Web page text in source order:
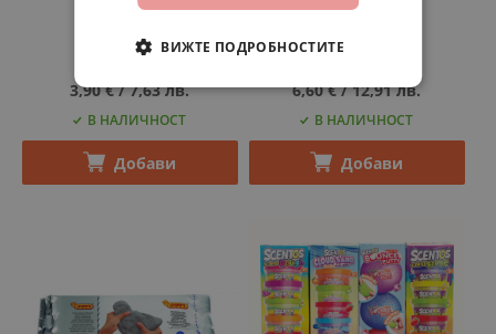
3,90 € ‎/‎7,63 лв.
В НАЛИЧНОСТ
Добави
6,60 € ‎/‎12,91 лв.
В НАЛИЧНОСТ
Добави
ВИЖТЕ ПОДРОБНОСТИТЕ